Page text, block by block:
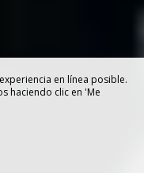
en línea posible.
haciendo clic en 'Me